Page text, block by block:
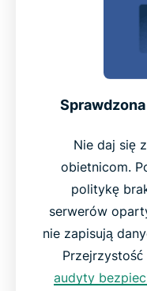
Nie daj się
obietnicom.
politykę
serwerów
nie zapisują
audyty